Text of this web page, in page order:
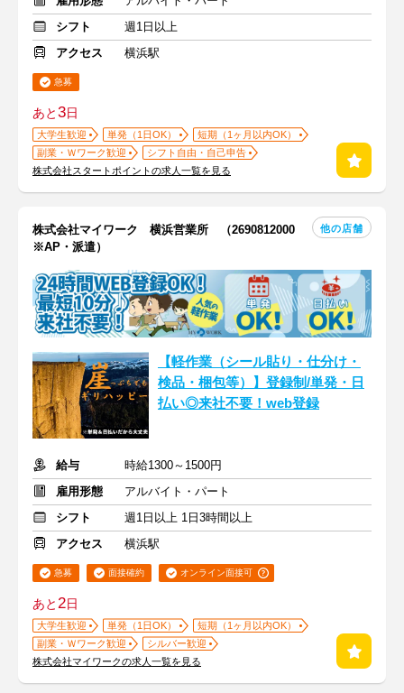
シフト
週1日以上
アクセス
横浜駅
急募
あと3日
大学生歓迎 単発（1日OK）
短期（1ヶ月以内OK）
副業・Ｗワーク歓迎
シフト自由・自己申告
株式会社スタートポイントの求人一覧を見る
株式会社マイワーク 横浜営業所 （2690812000
※AP・派遣）
他の店舗
【軽作業（シール貼り・仕分け・
検品・梱包等）】登録制/単発・日
払い◎来社不要！web登録
給与
時給1300～1500円
雇用形態
アルバイト・パート
シフト
週1日以上 1日3時間以上
アクセス
横浜駅
急募 面接確約 オンライン面接可
あと2日
大学生歓迎 単発（1日OK）
短期（1ヶ月以内OK）
副業・Ｗワーク歓迎
シルバー歓迎
株式会社マイワークの求人一覧を見る